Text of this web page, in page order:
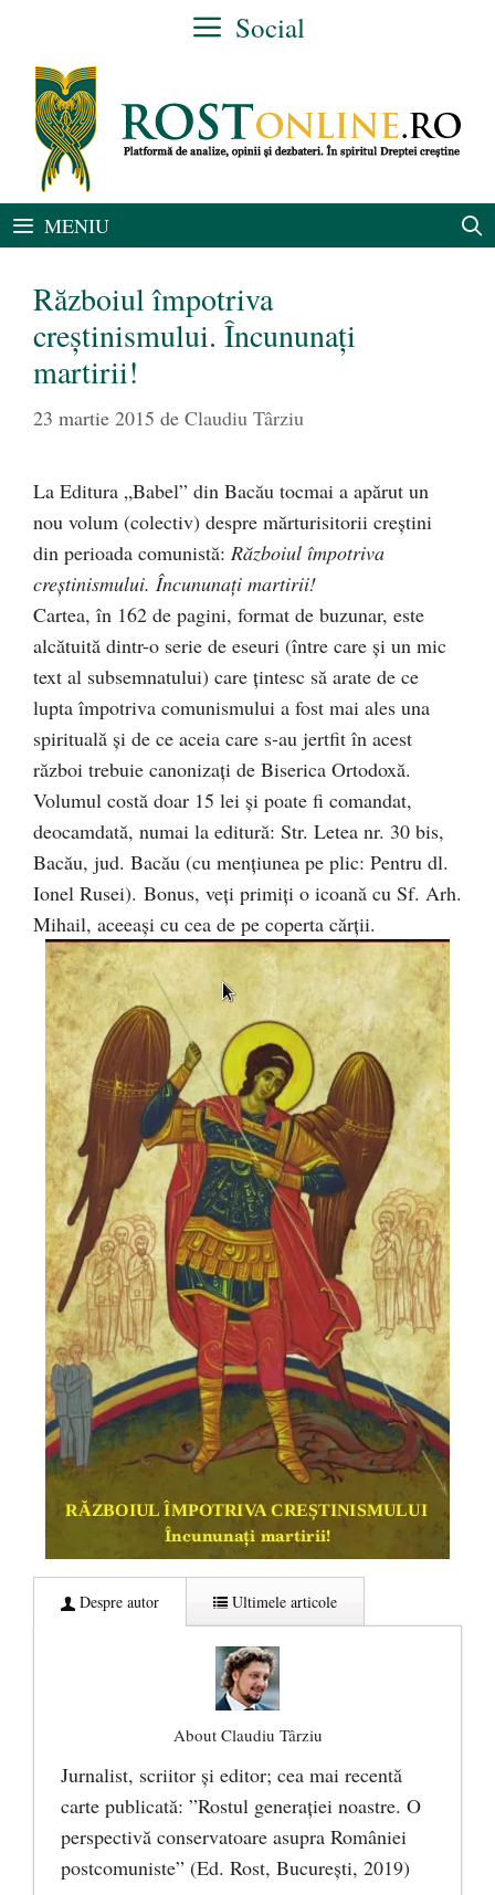
conținut
Social
MENIU
Războiul împotriva
creştinismului. Încununaţi
martirii!
23 martie 2015 de Claudiu Târziu
La Editura „Babel” din Bacău tocmai a apărut un
nou volum (colectiv) despre mărturisitorii creştini
din perioada comunistă: Războiul împotriva
creştinismului. Încununaţi martirii!
Cartea, în 162 de pagini, format de buzunar, este
alcătuită dintr-o serie de eseuri (între care şi un mic
text al subsemnatului) care ţintesc să arate de ce
lupta împotriva comunismului a fost mai ales una
spirituală şi de ce aceia care s-au jertfit în acest
război trebuie canonizaţi de Biserica Ortodoxă.
Volumul costă doar 15 lei şi poate fi comandat,
deocamdată, numai la editură: Str. Letea nr. 30 bis,
Bacău, jud. Bacău (cu menţiunea pe plic: Pentru dl.
Ionel Rusei). Bonus, veţi primiţi o icoană cu Sf. Arh.
Mihail, aceeaşi cu cea de pe coperta cărţii.
Despre autor Ultimele articole
About Claudiu Târziu
Jurnalist, scriitor şi editor; cea mai recentă
carte publicată: ”Rostul generației noastre. O
perspectivă conservatoare asupra României
postcomuniste” (Ed. Rost, București, 2019)